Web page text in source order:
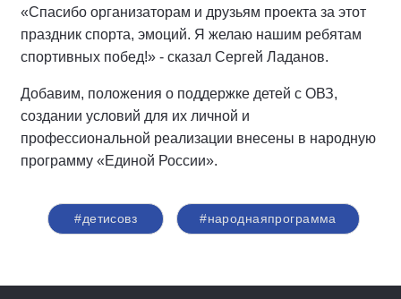
«Спасибо организаторам и друзьям проекта за этот
праздник спорта, эмоций. Я желаю нашим ребятам
спортивных побед!» - сказал Сергей Ладанов.
Добавим, положения о поддержке детей с ОВЗ,
создании условий для их личной и
профессиональной реализации внесены в народную
программу «Единой России».
#детисовз #народнаяпрограмма